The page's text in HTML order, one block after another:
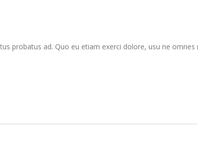
probatus ad. Quo eu etiam exerci dolore, usu ne omnes